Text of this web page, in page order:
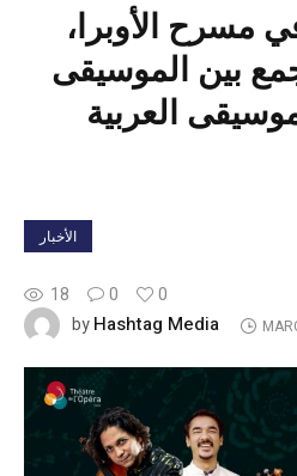
مسرح الأوبرا،
بين الموسيقى
الأخبار
18 0
0
byHashtag Media